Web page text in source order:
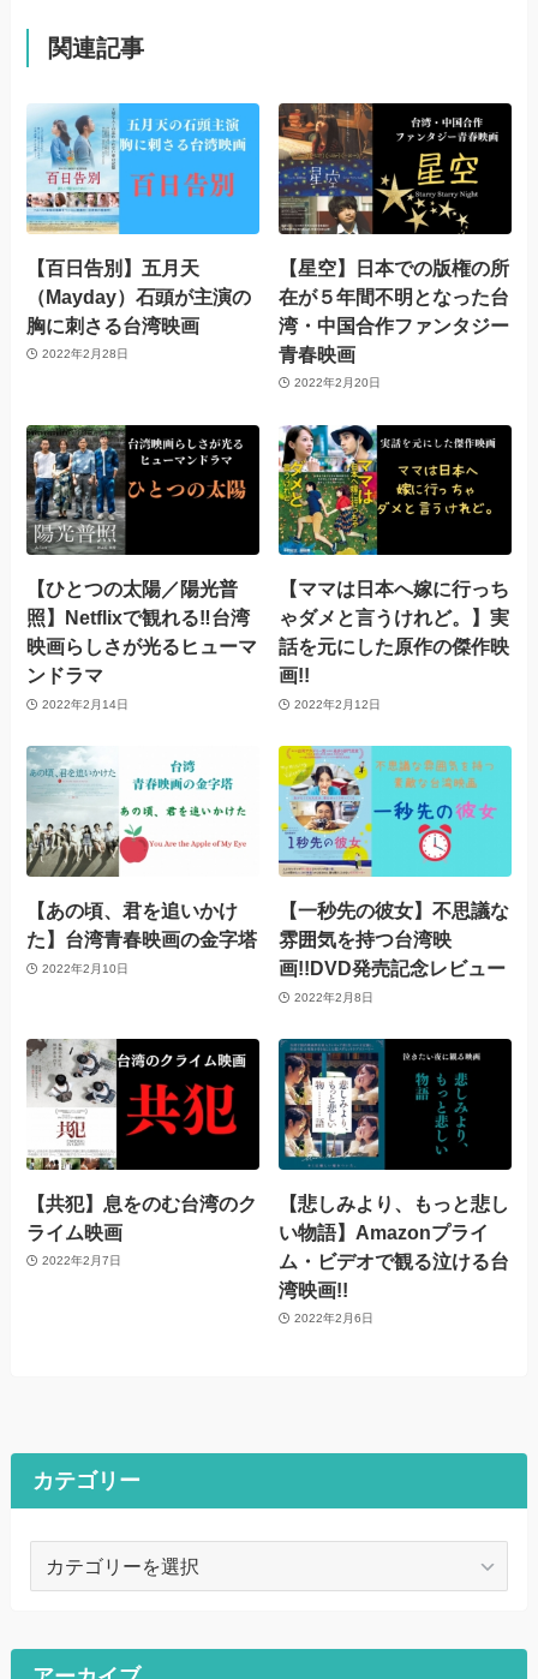
関連記事
【百日告別】五月天
（Mayday）石頭が主演の
胸に刺さる台湾映画
2022年2月28日
【星空】日本での版権の所
在が５年間不明となった台
湾・中国合作ファンタジー
青春映画
2022年2月20日
【ひとつの太陽／陽光普
照】Netflixで観れる‼台湾
映画らしさが光るヒューマ
ンドラマ
2022年2月14日
【ママは日本へ嫁に行っち
ゃダメと言うけれど。】実
話を元にした原作の傑作映
画!!
2022年2月12日
【あの頃、君を追いかけ
た】台湾青春映画の金字塔
2022年2月10日
【一秒先の彼女】不思議な
雰囲気を持つ台湾映
画!!DVD発売記念レビュー
2022年2月8日
【共犯】息をのむ台湾のク
ライム映画
2022年2月7日
【悲しみより、もっと悲し
い物語】Amazonプライ
ム・ビデオで観る泣ける台
湾映画!!
2022年2月6日
カテゴリー
リ
ー